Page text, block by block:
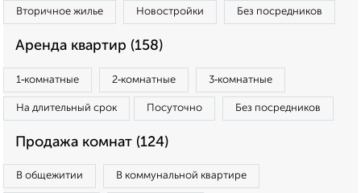
Вторичное жилье Новостройки Без посредников
Аренда квартир (158)
1‑комнатные 2‑комнатные 3‑комнатные
На длительный срок Посуточно Без посредников
Продажа комнат (124)
В общежитии В коммунальной квартире